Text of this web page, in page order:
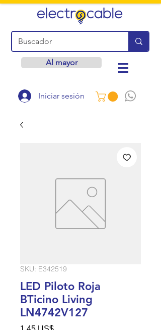
Al mayor
Iniciar sesión
SKU: E342519
LED Piloto Roja
BTicino Living
LN4742V127
Precio